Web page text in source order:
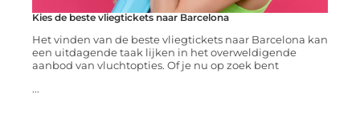
Kies de beste vliegtickets naar Barcelona
Het vinden van de beste vliegtickets naar Barcelona kan
een uitdagende taak lijken in het overweldigende
aanbod van vluchtopties. Of je nu op zoek bent
...